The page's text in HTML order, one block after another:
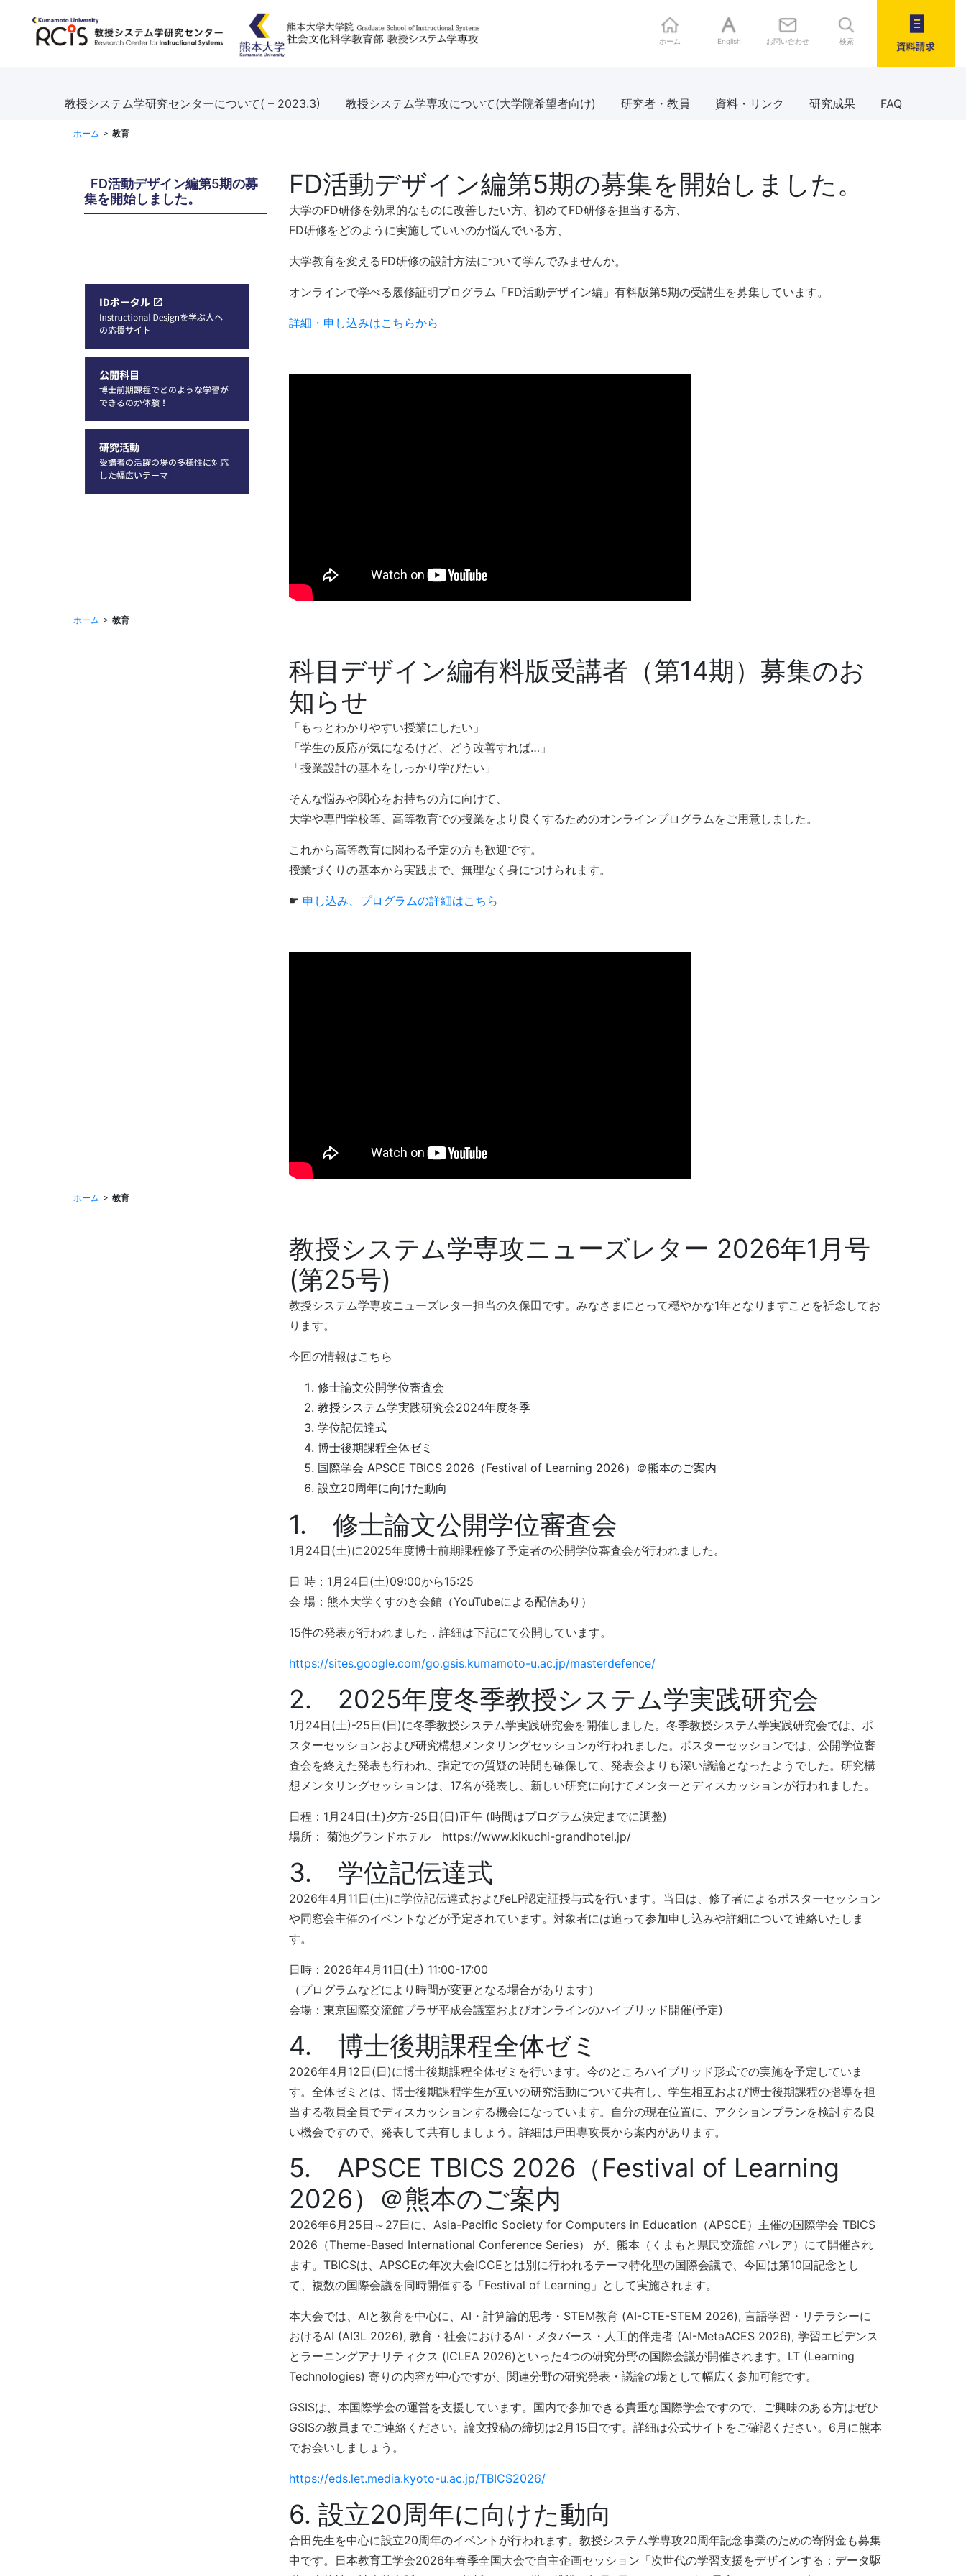
ホーム English お問い合わせ 検索
教授システム学研究センターについて( – 2023.3)
教授システム学専攻について(大学院希望者向け) 研究者・教員 資料・リンク 研究成果 FAQ
ホーム 教育
FD活動デザイン編第5期の募集を開始しました。
大学のFD研修を効果的なものに改善したい方、初めてFD研修を担当する方、
FD研修をどのように実施していいのか悩んでいる方、
大学教育を変えるFD研修の設計方法について学んでみませんか。
オンラインで学べる履修証明プログラム「FD活動デザイン編」有料版第5期の受講生を募集しています。
詳細・申し込みはこちらから
FD活動デザイン編第5期の募
集を開始しました。
ホーム 教育
科目デザイン編有料版受講者（第14期）募集のお
知らせ
「もっとわかりやすい授業にしたい」
「学生の反応が気になるけど、どう改善すれば…」
「授業設計の基本をしっかり学びたい」
そんな悩みや関心をお持ちの方に向けて、
大学や専門学校等、高等教育での授業をより良くするためのオンラインプログラムをご用意しました。
これから高等教育に関わる予定の方も歓迎です。
授業づくりの基本から実践まで、無理なく身につけられます。
☛ 申し込み、プログラムの詳細はこちら
ホーム 教育
教授システム学専攻ニューズレター 2026年1月号
(第25号)
教授システム学専攻ニューズレター担当の久保田です。みなさまにとって穏やかな1年となりますことを祈念してお
ります。
今回の情報はこちら
修士論文公開学位審査会
教授システム学実践研究会2024年度冬季
学位記伝達式
博士後期課程全体ゼミ
国際学会 APSCE TBICS 2026（Festival of Learning 2026）＠熊本のご案内
設立20周年に向けた動向
1. 修士論文公開学位審査会
1月24日(土)に2025年度博士前期課程修了予定者の公開学位審査会が行われました。
日 時：1月24日(土)09:00から15:25
会 場：熊本大学くすのき会館（YouTubeによる配信あり）
15件の発表が行われました．詳細は下記にて公開しています。
https://sites.google.com/go.gsis.kumamoto-u.ac.jp/masterdefence/
2. 2025年度冬季教授システム学実践研究会
1月24日(土)-25日(日)に冬季教授システム学実践研究会を開催しました。冬季教授システム学実践研究会では、ポ
スターセッションおよび研究構想メンタリングセッションが行われました。ポスターセッションでは、公開学位審
査会を終えた発表も行われ、指定での質疑の時間も確保して、発表会よりも深い議論となったようでした。研究構
想メンタリングセッションは、17名が発表し、新しい研究に向けてメンターとディスカッションが行われました。
日程：1月24日(土)夕方-25日(日)正午 (時間はプログラム決定までに調整)
場所： 菊池グランドホテル https://www.kikuchi-grandhotel.jp/
3. 学位記伝達式
2026年4月11日(土)に学位記伝達式およびeLP認定証授与式を行います。当日は、修了者によるポスターセッション
や同窓会主催のイベントなどが予定されています。対象者には追って参加申し込みや詳細について連絡いたしま
す。
日時：2026年4月11日(土) 11:00-17:00
（プログラムなどにより時間が変更となる場合があります）
会場：東京国際交流館プラザ平成会議室およびオンラインのハイブリッド開催(予定)
4. 博士後期課程全体ゼミ
2026年4月12日(日)に博士後期課程全体ゼミを行います。今のところハイブリッド形式での実施を予定していま
す。全体ゼミとは、博士後期課程学生が互いの研究活動について共有し、学生相互および博士後期課程の指導を担
当する教員全員でディスカッションする機会になっています。自分の現在位置に、アクションプランを検討する良
い機会ですので、発表して共有しましょう。詳細は戸田専攻長から案内があります。
5. APSCE TBICS 2026（Festival of Learning
2026）＠熊本のご案内
2026年6月25日～27日に、Asia-Pacific Society for Computers in Education（APSCE）主催の国際学会 TBICS
2026（Theme-Based International Conference Series） が、熊本（くまもと県民交流館 パレア）にて開催され
ます。TBICSは、APSCEの年次大会ICCEとは別に行われるテーマ特化型の国際会議で、今回は第10回記念とし
て、複数の国際会議を同時開催する「Festival of Learning」として実施されます。
本大会では、AIと教育を中心に、AI・計算論的思考・STEM教育 (AI-CTE-STEM 2026), 言語学習・リテラシーに
おけるAI (AI3L 2026), 教育・社会におけるAI・メタバース・人工的伴走者 (AI-MetaACES 2026), 学習エビデンス
とラーニングアナリティクス (ICLEA 2026)といった4つの研究分野の国際会議が開催されます。LT (Learning
Technologies) 寄りの内容が中心ですが、関連分野の研究発表・議論の場として幅広く参加可能です。
GSISは、本国際学会の運営を支援しています。国内で参加できる貴重な国際学会ですので、ご興味のある方はぜひ
GSISの教員までご連絡ください。論文投稿の締切は2月15日です。詳細は公式サイトをご確認ください。6月に熊本
でお会いしましょう。
https://eds.let.media.kyoto-u.ac.jp/TBICS2026/
6. 設立20周年に向けた動向
合田先生を中心に設立20周年のイベントが行われます。教授システム学専攻20周年記念事業のための寄附金も募集
中です。日本教育工学会2026年春季全国大会で自主企画セッション「次世代の学習支援をデザインする：データ駆